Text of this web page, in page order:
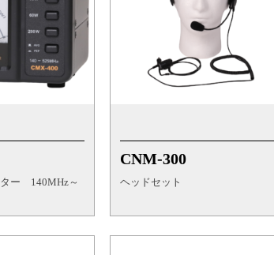
ター 140MHz～
CNM-300
ヘッドセット